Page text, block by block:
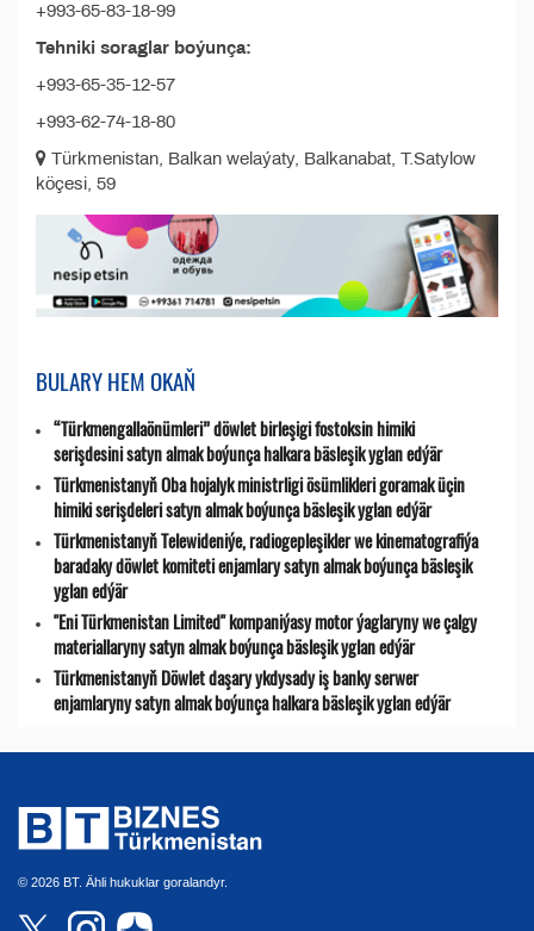
+993-65-83-18-99
Tehniki soraglar boýunça:
+993-65-35-12-57
+993-62-74-18-80
Türkmenistan, Balkan welaýaty, Balkanabat, T.Satylow
köçesi, 59
BULARY HEM OKAŇ
“Türkmengallaönümleri” döwlet birleşigi fostoksin himiki
serişdesini satyn almak boýunça halkara bäsleşik yglan edýär
Türkmenistanyň Oba hojalyk ministrligi ösümlikleri goramak üçin
himiki serişdeleri satyn almak boýunça bäsleşik yglan edýär
Türkmenistanyň Telewideniýe, radio­gepleşikler we kinematografiýa
baradaky döwlet komiteti enjamlary satyn almak boýunça bäsleşik
yglan edýär
"Eni Türkmenistan Limited" kompaniýasy motor ýaglaryny we çalgy
materiallaryny satyn almak boýunça bäsleşik yglan edýär
Türkmenistanyň Döwlet daşary ykdysady iş banky serwer
enjamlaryny satyn almak boýunça halkara bäsleşik yglan edýär
© 2026 BT. Ähli hukuklar goralandyr.